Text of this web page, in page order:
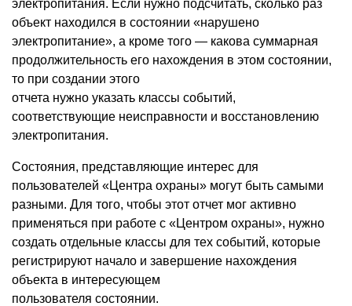
электропитания. Если нужно подсчитать, сколько раз
объект находился в состоянии «нарушено
электропитание», а кроме того — какова суммарная
продолжительность его нахождения в этом состоянии,
то при создании этого
отчета нужно указать классы событий,
соответствующие неисправности и восстановлению
электропитания.
Состояния, представляющие интерес для
пользователей «Центра охраны» могут быть самыми
разными. Для того, чтобы этот отчет мог активно
применяться при работе с «Центром охраны», нужно
создать отдельные классы для тех событий, которые
регистрируют начало и завершение нахождения
объекта в интересующем
пользователя состоянии.